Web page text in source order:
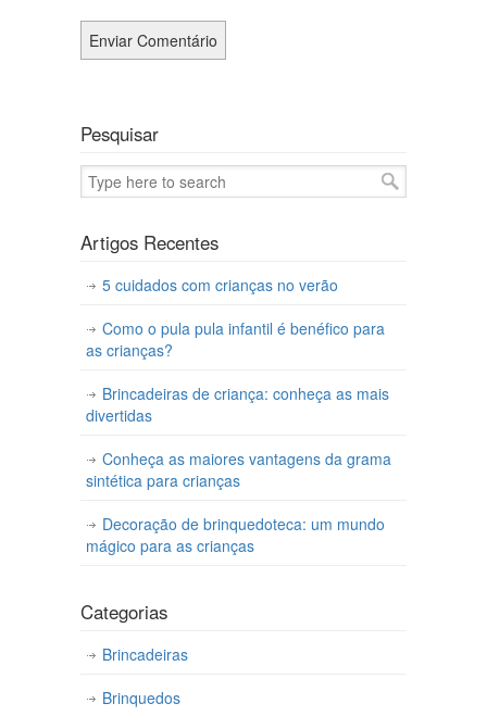
Pesquisar
Artigos Recentes
5 cuidados com crianças no verão
Como o pula pula infantil é benéfico para
as crianças?
Brincadeiras de criança: conheça as mais
divertidas
Conheça as maiores vantagens da grama
sintética para crianças
Decoração de brinquedoteca: um mundo
mágico para as crianças
Categorias
Brincadeiras
Brinquedos